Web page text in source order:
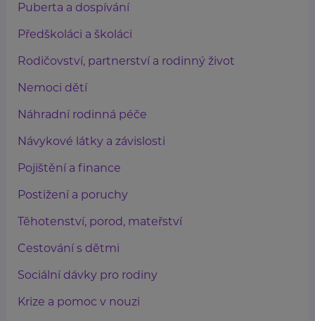
Puberta a dospívání
Předškoláci a školáci
Rodičovství, partnerství a rodinný život
Nemoci dětí
Náhradní rodinná péče
Návykové látky a závislosti
Pojištění a finance
Postižení a poruchy
Těhotenství, porod, mateřství
Cestování s dětmi
Sociální dávky pro rodiny
Krize a pomoc v nouzi